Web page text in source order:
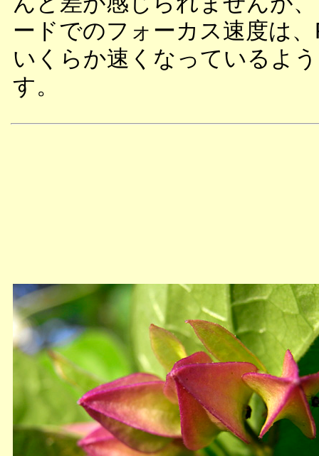
ードでのフォーカス速度は
いくらか速くなっているよ
す。